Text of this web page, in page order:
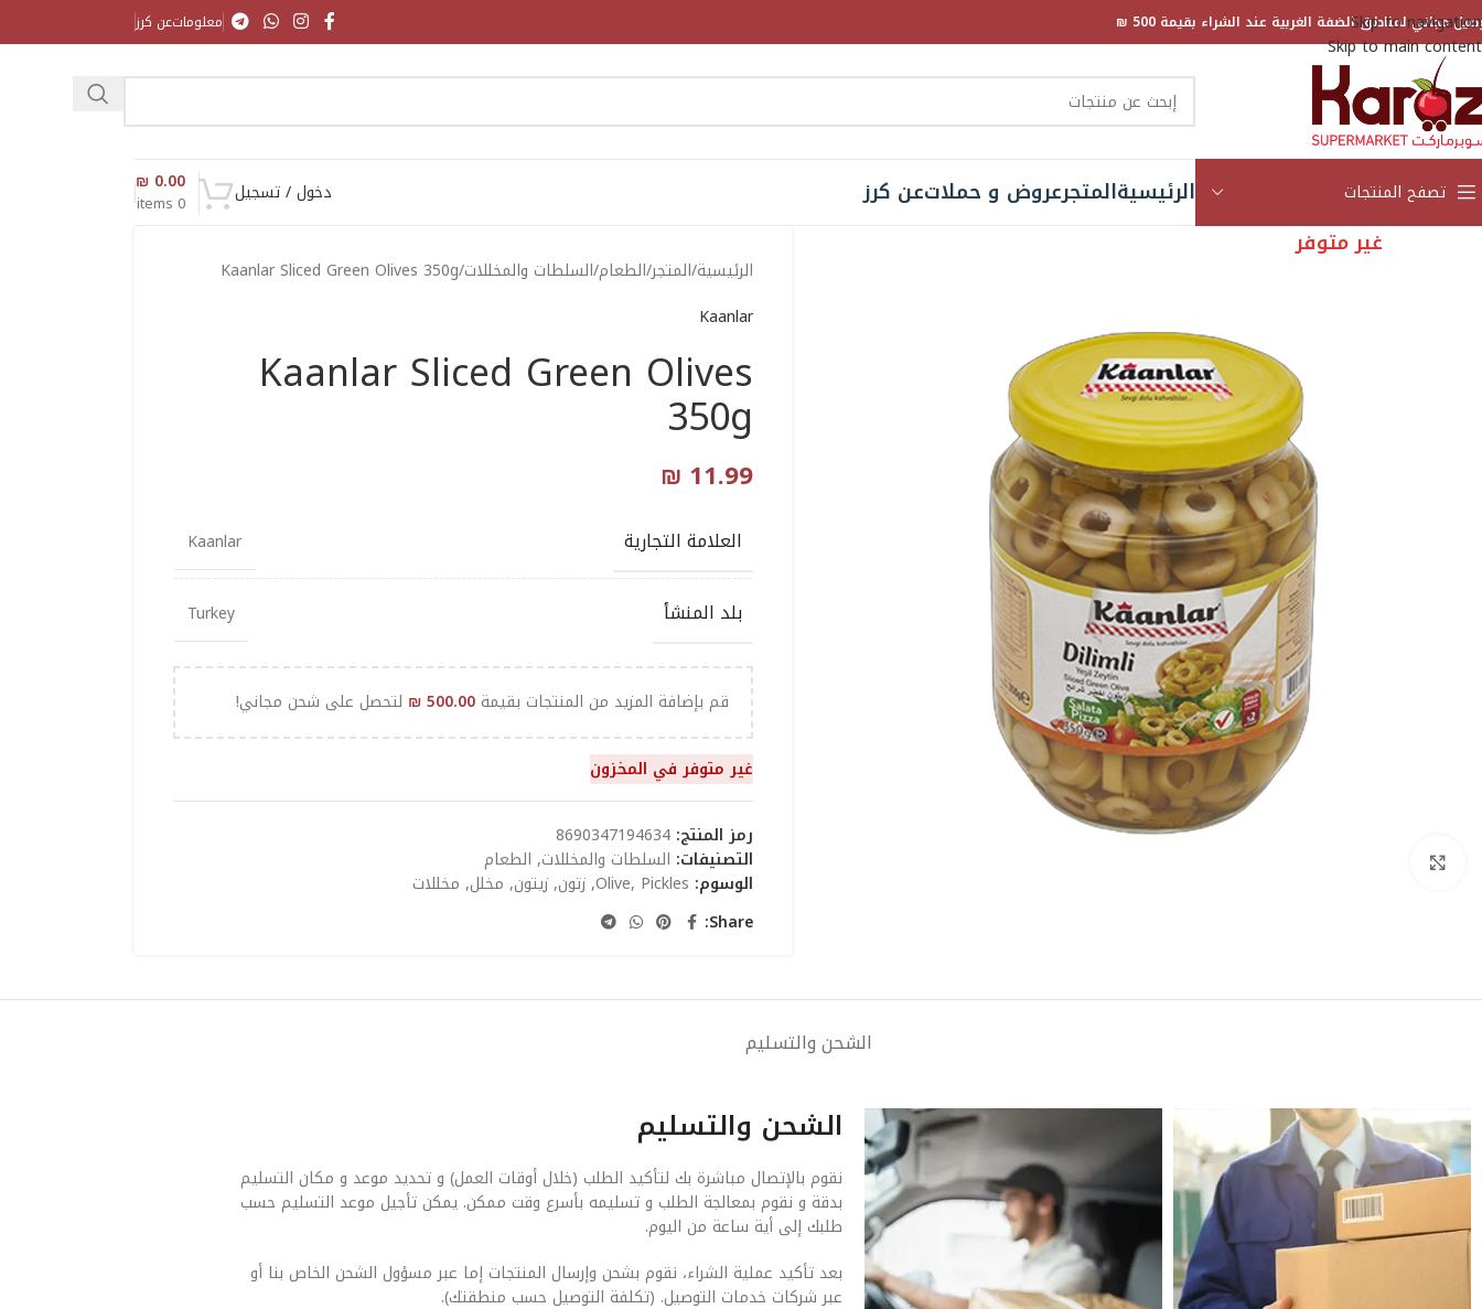
Skip to navigation
Skip to main content
مجاني لمناطق الضفة الغربية عند الشراء بقيمة 500 ₪ معلوماتعن كرز
تصفح المنتجات الرئيسيةالمتجرعروض و حملاتعن كرز دخول / تسجيل 0
items
₪ 0.00
غير متوفر
الرئيسية المتجرالطعامالسلطات والمخللات Kaanlar Sliced Green Olives 350g
Kaanlar
Kaanlar Sliced Green Olives
350g
₪ 11.99
العلامة التجارية Kaanlar
بلد المنشأ Turkey
قم بإضافة المزيد من المنتجات بقيمة ₪500.00 لتحصل على شحن مجاني!
غير متوفر في المخزون
رمز المنتج: 8690347194634
التصنيفات: السلطات والمخللات, الطعام
الوسوم:
Olive, Pickles
,زتون,زيتون, مخلل, مخللات
Share:
الشحن والتسليم
الشحن والتسليم
نقوم بالإتصال مباشرة بك لتأكيد الطلب (خلال أوقات العمل) و تحديد موعد و مكان التسليم
بدقة و نقوم بمعالجة الطلب و تسليمه بأسرع وقت ممكن. يمكن تأجيل موعد التسليم حسب
طلبك إلى أية ساعة من اليوم.
بعد تأكيد عملية الشراء، نقوم بشحن وإرسال المنتجات إما عبر مسؤول الشحن الخاص بنا أو
عبر شركات خدمات التوصيل. (تكلفة التوصيل حسب منطقتك).